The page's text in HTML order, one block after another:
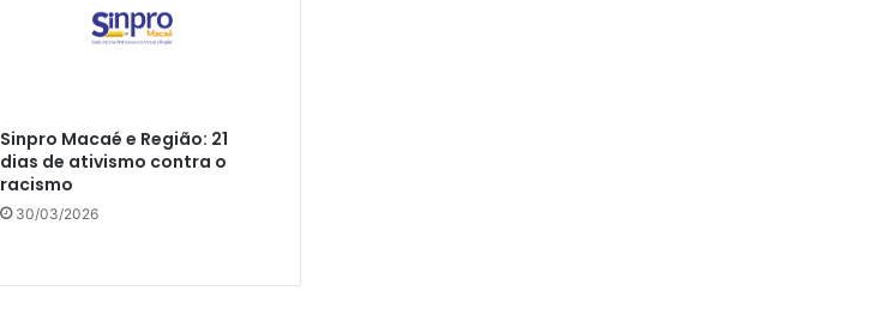
Sinpro Macaé e Região: 21
dias de ativismo contra o
racismo
30/03/2026